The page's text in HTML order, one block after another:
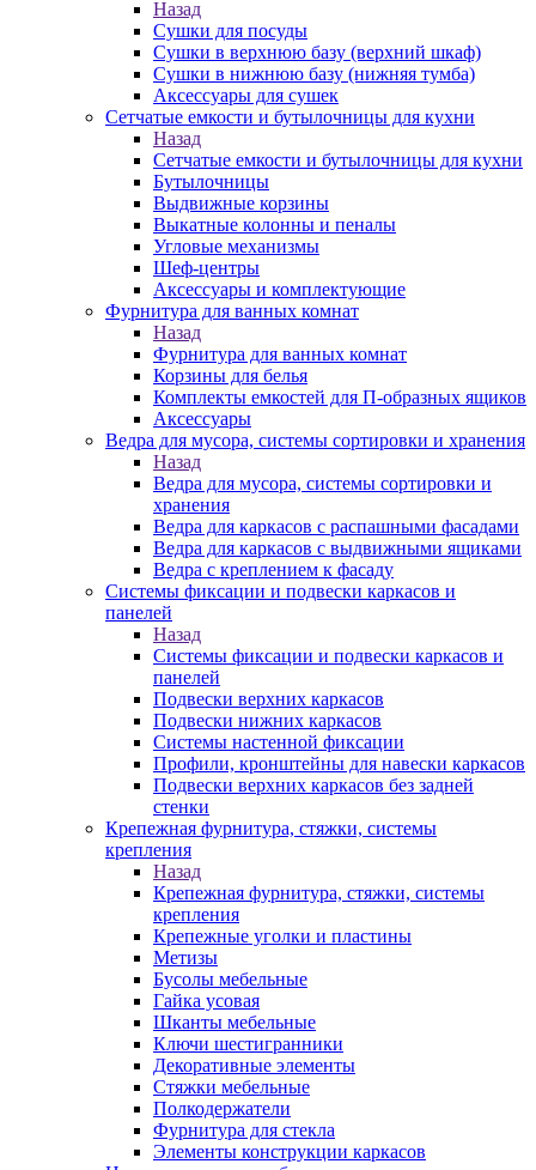
Назад
Сушки для посуды
Сушки в верхнюю базу (верхний шкаф)
Сушки в нижнюю базу (нижняя тумба)
Аксессуары для сушек
Сетчатые емкости и бутылочницы для кухни
Назад
Сетчатые емкости и бутылочницы для кухни
Бутылочницы
Выдвижные корзины
Выкатные колонны и пеналы
Угловые механизмы
Шеф-центры
Аксессуары и комплектующие
Фурнитура для ванных комнат
Назад
Фурнитура для ванных комнат
Корзины для белья
Комплекты емкостей для П-образных ящиков
Аксессуары
Ведра для мусора, системы сортировки и хранения
Назад
Ведра для мусора, системы сортировки и
хранения
Ведра для каркасов с распашными фасадами
Ведра для каркасов с выдвижными ящиками
Ведра с креплением к фасаду
Системы фиксации и подвески каркасов и
панелей
Назад
Системы фиксации и подвески каркасов и
панелей
Подвески верхних каркасов
Подвески нижних каркасов
Системы настенной фиксации
Профили, кронштейны для навески каркасов
Подвески верхних каркасов без задней
стенки
Крепежная фурнитура, стяжки, системы
крепления
Назад
Крепежная фурнитура, стяжки, системы
крепления
Крепежные уголки и пластины
Метизы
Бусолы мебельные
Гайка усовая
Шканты мебельные
Ключи шестигранники
Декоративные элементы
Стяжки мебельные
Полкодержатели
Фурнитура для стекла
Элементы конструкции каркасов